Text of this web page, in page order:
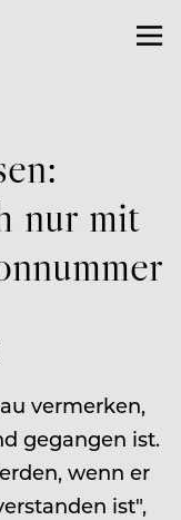
nur mit
vermerken,
gegangen ist.
wenn er
ist",